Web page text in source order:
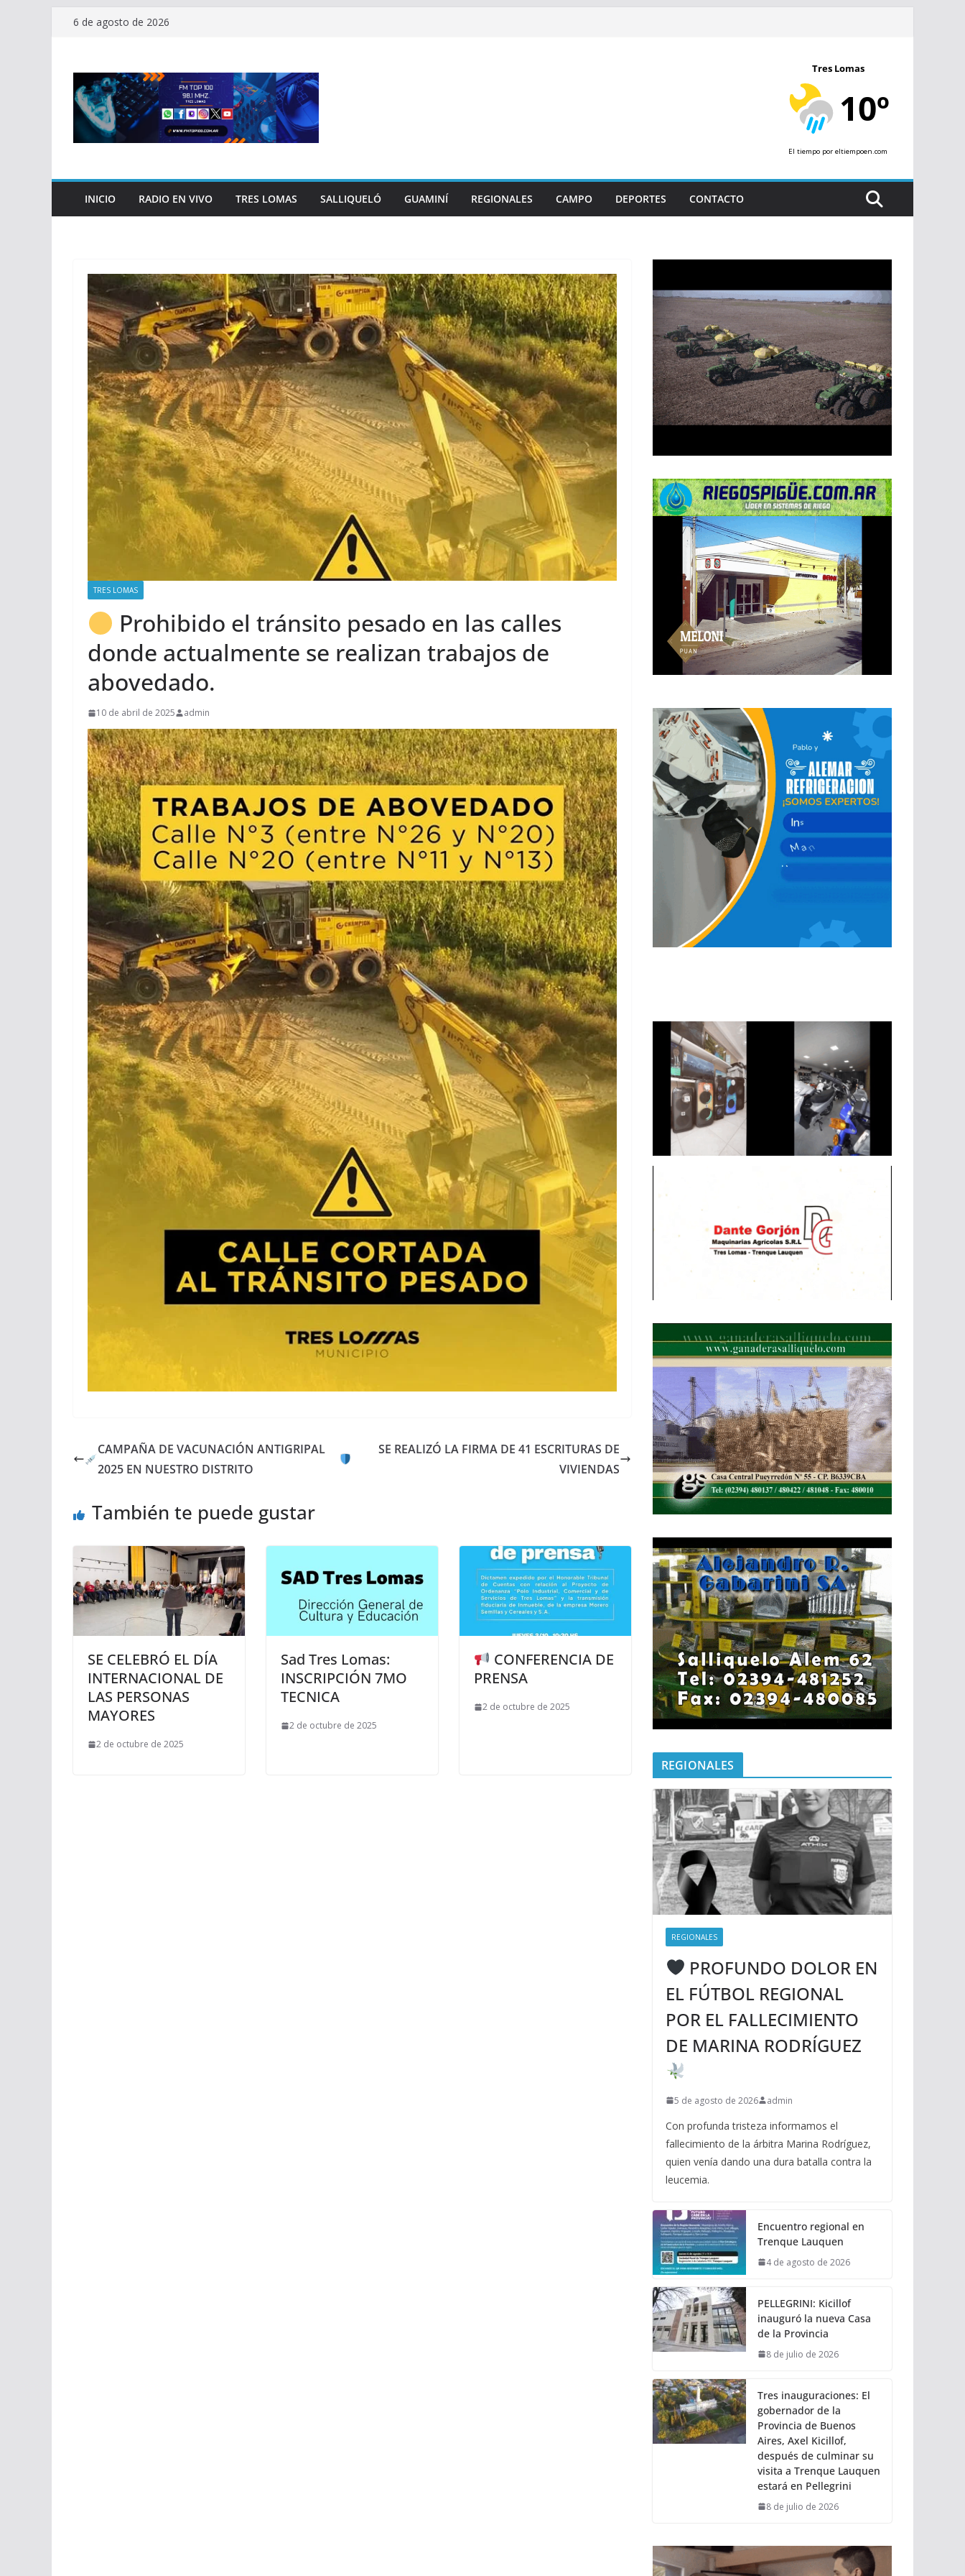
Saltar6 de agosto de 2026
Tres Lomas
10º
El tiempo por eltiempoen.com
INICIO RADIO EN VIVO TRES LOMAS SALLIQUELÓ GUAMINÍ REGIONALES CAMPO DEPORTES CONTACTO
TRES LOMAS
Prohibido el tránsito pesado en las calles
donde actualmente se realizan trabajos de
abovedado.
10 de abril de 2025 admin
CAMPAÑA DE VACUNACIÓN ANTIGRIPAL
2025 EN NUESTRO DISTRITO
SE REALIZÓ LA FIRMA DE 41 ESCRITURAS DE
VIVIENDAS
También te puede gustar
SE CELEBRÓ EL DÍA
INTERNACIONAL DE
LAS PERSONAS
MAYORES
2 de octubre de 2025
Sad Tres Lomas:
INSCRIPCIÓN 7MO
TECNICA
2 de octubre de 2025
CONFERENCIA DE
PRENSA
2 de octubre de 2025
REGIONALES
REGIONALES
PROFUNDO DOLOR EN
EL FÚTBOL REGIONAL
POR EL FALLECIMIENTO
DE MARINA RODRÍGUEZ
5 de agosto de 2026 admin
Con profunda tristeza informamos el
fallecimiento de la árbitra Marina Rodríguez,
quien venía dando una dura batalla contra la
leucemia.
Encuentro regional en
Trenque Lauquen
4 de agosto de 2026
PELLEGRINI: Kicillof
inauguró la nueva Casa
de la Provincia
8 de julio de 2026
Tres inauguraciones: El
gobernador de la
Provincia de Buenos
Aires, Axel Kicillof,
después de culminar su
visita a Trenque Lauquen
estará en Pellegrini
8 de julio de 2026